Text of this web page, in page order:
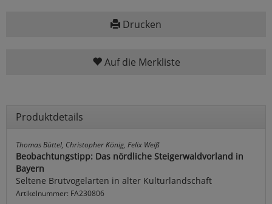
Drucken
Auf die Merkliste
Produktdetails
Thomas Büttel, Christopher König, Felix Weiß
Beobachtungstipp: Das nördliche Steigerwaldvorland in
Bayern
Seltene Brutvogelarten in alter Kulturlandschaft
Artikelnummer: FA230806